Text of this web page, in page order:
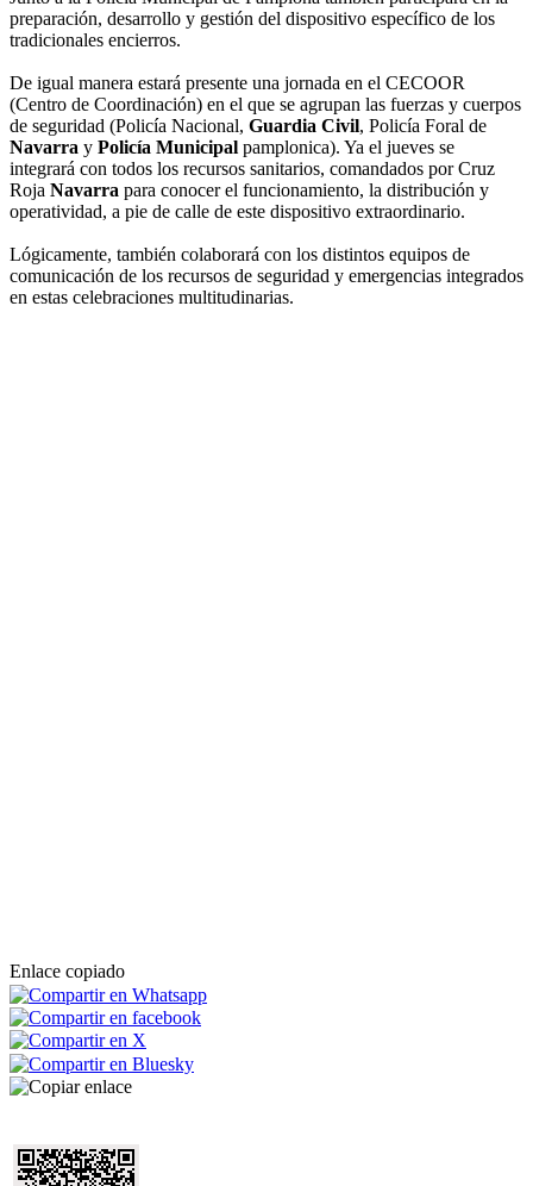
preparación, desarrollo y gestión del dispositivo específico de los
tradicionales encierros.
De igual manera estará presente una jornada en el CECOOR
(Centro de Coordinación) en el que se agrupan las fuerzas y cuerpos
de seguridad (Policía Nacional, Guardia Civil, Policía Foral de
Navarra y Policía Municipal pamplonica). Ya el jueves se
integrará con todos los recursos sanitarios, comandados por Cruz
Roja Navarra para conocer el funcionamiento, la distribución y
operatividad, a pie de calle de este dispositivo extraordinario.
Lógicamente, también colaborará con los distintos equipos de
comunicación de los recursos de seguridad y emergencias integrados
en estas celebraciones multitudinarias.
Enlace copiado